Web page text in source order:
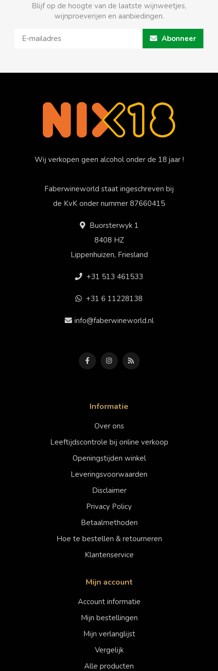
Blijf op de hoogte van de laatste wijnweetjes,
wijnproeverijen en aanbiedingen.
Abonneer
Wij verkopen geen alcohol onder de 18 jaar !
Faberwineworld staat ingeschreven bij
de KvK onder nummer 87660415
Buorsterwyk 1
8408 HZ
Lippenhuizen, Friesland
+31 513 461533
+31 6 11228138
info@faberwineworld.nl
Informatie
Over ons
Leeftijdscontrole bij online verkoop
Openingstijden winkel
Leveringsvoorwaarden
Disclaimer
Privacy Policy
Betaalmethoden
Hoe te bestellen & retourneren
Klantenservice
Mijn account
Account informatie
Mijn bestellingen
Mijn verlanglijst
Vergelijk
Alle producten